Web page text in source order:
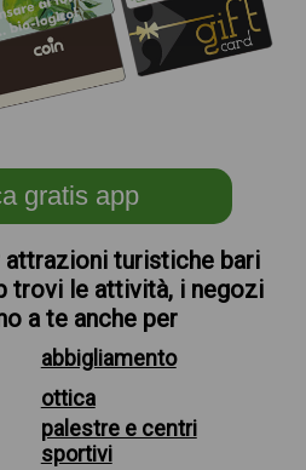
gratis app
attrazioni turistiche bari
trovi le attività, i negozi
a te anche per
abbigliamento
ottica
palestre e centri
sportivi